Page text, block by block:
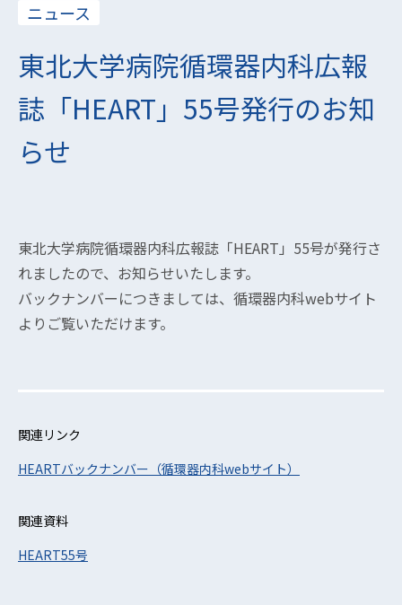
ニュース
東北大学病院循環器内科広報
誌「HEART」55号発行のお知
らせ
東北大学病院循環器内科広報誌「HEART」55号が発行さ
れましたので、お知らせいたします。
バックナンバーにつきましては、循環器内科webサイト
よりご覧いただけます。
関連リンク
HEARTバックナンバー（循環器内科webサイト）
関連資料
HEART55号